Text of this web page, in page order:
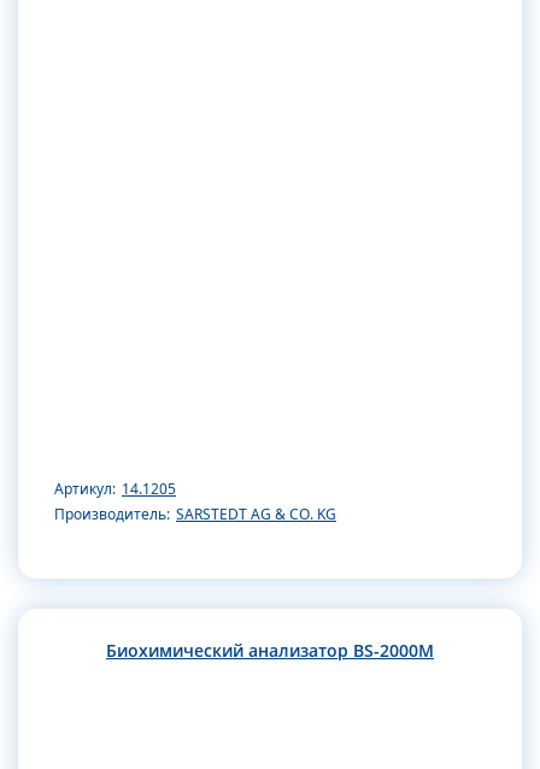
Артикул: 14.1205
Производитель: SARSTEDT AG & CO. KG
Биохимический анализатор BS-2000M